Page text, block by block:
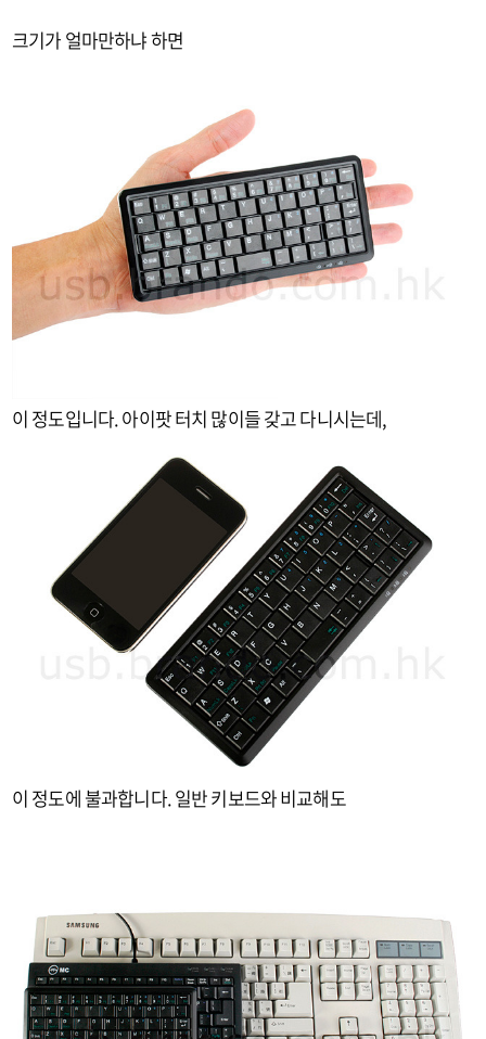
크기가 얼마만하냐 하면
이 정도입니다. 아이팟 터치 많이들 갖고 다니시는데,
이 정도에 불과합니다. 일반 키보드와 비교해도